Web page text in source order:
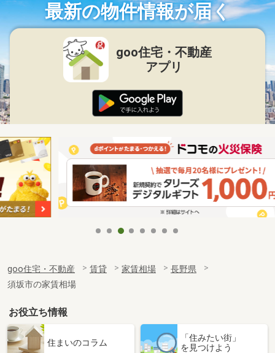
最新の物件情報が届く
goo住宅・不動産
アプリ
goo住宅・不動産 賃貸 家賃相場
長野県
須坂市の家賃相場
お役立ち情報
住まいのコラム
「住みたい街」
を見つけよう